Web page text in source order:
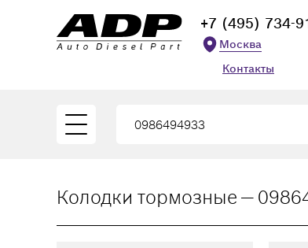
+7 (495) 734-
Москва
Контакты
Колодки тормозные —